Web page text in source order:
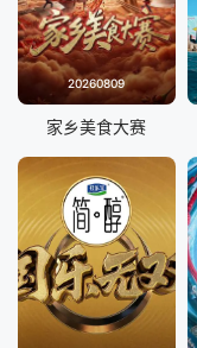
20260809
家乡美食大赛